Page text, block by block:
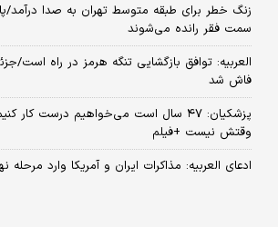
زنگ خطر برای طبقه متوسط تهران به صدا درآمد/
سمت فقر رانده می‌شوند
فاش شد
پزشکیان: ۴۷ سال است می‌خواهیم درست کار
وقتش نیست +فیلم
ادعای العربیه: مذاکرات ایران و آمریکا وارد